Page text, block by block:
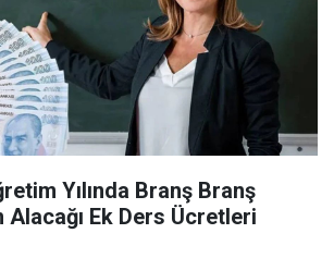
Yılında Branş Branş
Ek Ders Ücretleri